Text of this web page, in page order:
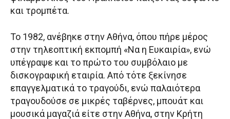
και τρομπέτα.
Το 1982, ανέβηκε στην Αθήνα, όπου πήρε μέρος
στην τηλεοπτική εκπομπή «Να η Ευκαιρία», ενώ
υπέγραψε και το πρώτο του συμβόλαιο με
δισκογραφική εταιρία. Από τότε ξεκίνησε
επαγγελματικά το τραγούδι, ενώ παλαιότερα
τραγουδούσε σε μικρές ταβέρνες, μπουάτ και
μουσικά μαγαζιά είτε στην Αθήνα, στην Κρήτη